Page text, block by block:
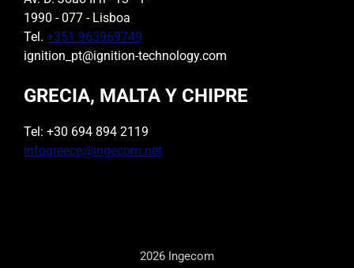
1990 - 077 - Lisboa
Tel. +351 963969749
ignition_pt@ignition-technology.com
GRECIA, MALTA Y CHIPRE
Tel: +30 694 894 2119
infogreece@ingecom.net
2026 Ingecom